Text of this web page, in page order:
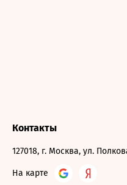
Контакты
127018, г. Москва, ул.
На карте